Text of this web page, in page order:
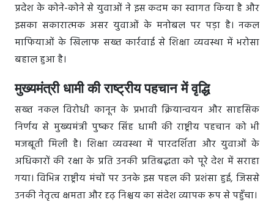
प्रदेश के कोने-कोने से युवाओं ने इस कदम का स्वागत किया है और
इसका सकारात्मक असर युवाओं के मनोबल पर पड़ा है। नकल
माफियाओं के खिलाफ सख्त कार्रवाई से शिक्षा व्यवस्था में भरोसा
बहाल हुआ है।
मुख्यमंत्री धामी की राष्ट्रीय पहचान में वृद्धि
सख्त नकल विरोधी कानून के प्रभावी क्रियान्वयन और साहसिक
निर्णय से मुख्यमंत्री पुष्कर सिंह धामी की राष्ट्रीय पहचान को भी
मजबूती मिली है। शिक्षा व्यवस्था में पारदर्शिता और युवाओं के
अधिकारों की रक्षा के प्रति उनकी प्रतिबद्धता को पूरे देश में सराहा
गया। विभिन्न राष्ट्रीय मंचों पर उनके इस पहल की प्रशंसा हुई, जिससे
उनकी नेतृत्व क्षमता और दृढ़ निश्चय का संदेश व्यापक रूप से पहुँचा।